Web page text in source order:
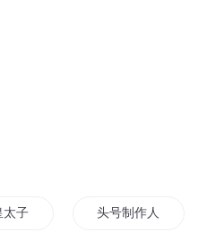
太子 头号制作人